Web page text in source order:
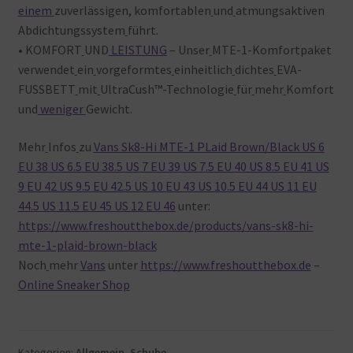
einem zuverlässigen, komfortablen und atmungsaktiven
Abdichtungssystem führt.
• KOMFORT UND LEISTUNG – Unser MTE-1-Komfortpaket
verwendet ein vorgeformtes einheitlich dichtes EVA-
FUSSBETT mit UltraCush™-Technologie für mehr Komfort
und weniger Gewicht.
Mehr Infos zu Vans Sk8-Hi MTE-1 PLaid Brown/Black US 6
EU 38 US 6.5 EU 38.5 US 7 EU 39 US 7.5 EU 40 US 8.5 EU 41 US
9 EU 42 US 9.5 EU 42.5 US 10 EU 43 US 10.5 EU 44 US 11 EU
44.5 US 11.5 EU 45 US 12 EU 46 unter:
https://www.freshoutthebox.de/products/vans-sk8-hi-
mte-1-plaid-brown-black
Noch mehrVans unter https://www.freshoutthebox.de –
Online Sneaker Shop